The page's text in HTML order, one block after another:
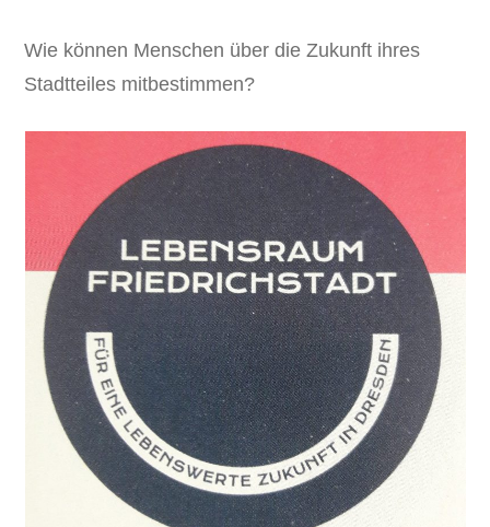
Wie können Menschen über die Zukunft ihres
Stadtteiles mitbestimmen?